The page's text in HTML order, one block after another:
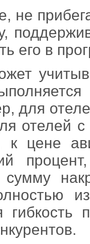
не
его в
для
отелей
к цене
гибкость